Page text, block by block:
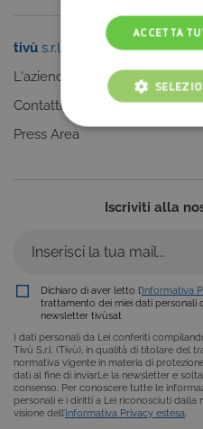
tivù s.r.l.
L'azienda
Contatti
Press Area
Iscriviti alla
Dichiaro di aver letto l’Informativa
trattamento dei miei dati personali
newsletter tivùsat
I dati personali da Lei conferiti
Tivù S.r.l. (Tivù), in qualità di titolare del
normativa vigente in materia di
dati al fine di inviarLe la newsletter e
consenso. Per conoscere tutte le
personali e i diritti a Lei riconosciuti
visione dell’Informativa Privacy estesa
ACCETTA
COOKIE
FUNZIONALITÀ
NON
Cookie tecnici
Cookie di